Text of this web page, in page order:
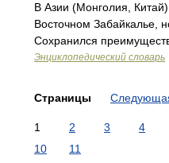
В Азии (Монголия,
Восточном Забайкалье,
Сохранился
Энциклопедический словарь
Страницы
1 2 3 4
10
11